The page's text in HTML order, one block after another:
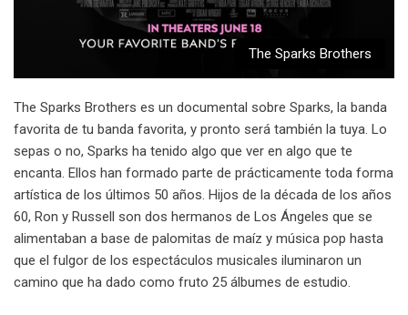
The Sparks Brothers
The Sparks Brothers es un documental sobre Sparks, la banda
favorita de tu banda favorita, y pronto será también la tuya. Lo
sepas o no, Sparks ha tenido algo que ver en algo que te
encanta. Ellos han formado parte de prácticamente toda forma
artística de los últimos 50 años. Hijos de la década de los años
60, Ron y Russell son dos hermanos de Los Ángeles que se
alimentaban a base de palomitas de maíz y música pop hasta
que el fulgor de los espectáculos musicales iluminaron un
camino que ha dado como fruto 25 álbumes de estudio.